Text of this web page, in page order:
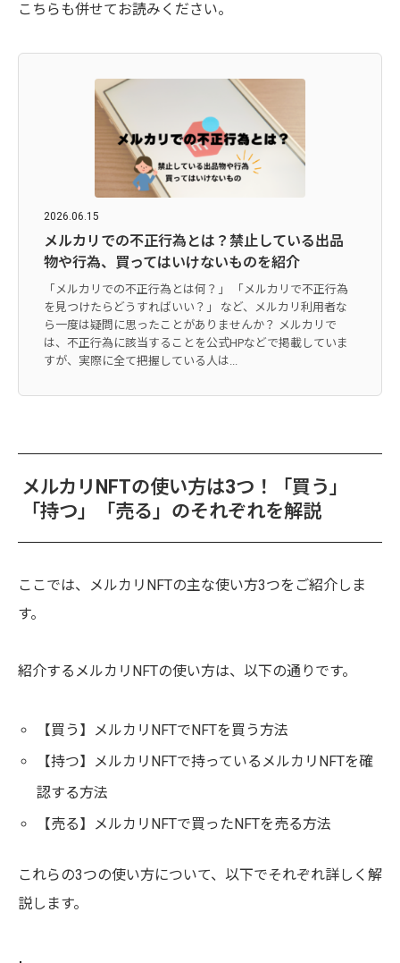
こちらも併せてお読みください。
2026.06.15
メルカリでの不正行為とは？禁止している出品
物や行為、買ってはいけないものを紹介
「メルカリでの不正行為とは何？」 「メルカリで不正行為
を見つけたらどうすればいい？」 など、メルカリ利用者な
ら一度は疑問に思ったことがありませんか？ メルカリで
は、不正行為に該当することを公式HPなどで掲載していま
すが、実際に全て把握している人は...
メルカリNFTの使い方は3つ！「買う」
「持つ」「売る」のそれぞれを解説
ここでは、メルカリNFTの主な使い方3つをご紹介しま
す。
紹介するメルカリNFTの使い方は、以下の通りです。
【買う】メルカリNFTでNFTを買う方法
【持つ】メルカリNFTで持っているメルカリNFTを確
認する方法
【売る】メルカリNFTで買ったNFTを売る方法
これらの3つの使い方について、以下でそれぞれ詳しく解
説します。